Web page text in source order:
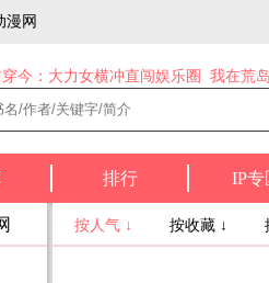
漫网
今：大力女横冲直闯娱乐圈 我在荒
排行 IP专
按人气 ↓ 按收藏 ↓